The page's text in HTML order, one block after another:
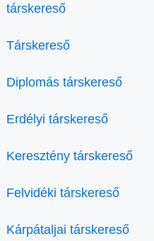
társkereső
Társkereső
Diplomás társkereső
Erdélyi társkereső
Keresztény társkereső
Felvidéki társkereső
Kárpátaljai társkereső